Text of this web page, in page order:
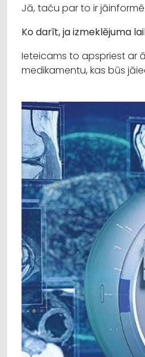
Jā, taču par to ir
Ko darīt, ja izmeklējuma
Ieteicams to apspriest ar
medikamentu, kas būs